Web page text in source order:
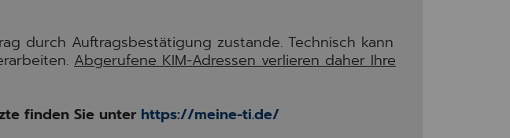
durch Auftragsbestätigung zustande. Technisch kann
Abgerufene KIM-Adressen verlieren daher Ihre
finden Sie unter https://meine-ti.de/